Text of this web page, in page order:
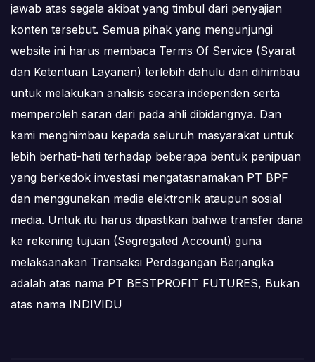
jawab atas segala akibat yang timbul dari penyajian
konten tersebut. Semua pihak yang mengunjungi
website ini harus membaca Terms Of Service (Syarat
dan Ketentuan Layanan) terlebih dahulu dan dihimbau
untuk melakukan analisis secara independen serta
memperoleh saran dari pada ahli dibidangnya. Dan
kami menghimbau kepada seluruh masyarakat untuk
lebih berhati-hati terhadap beberapa bentuk penipuan
yang berkedok investasi mengatasnamakan PT BPF
dan menggunakan media elektronik ataupun sosial
media. Untuk itu harus dipastikan bahwa transfer dana
ke rekening tujuan (Segregated Account) guna
melaksanakan Transaksi Perdagangan Berjangka
adalah atas nama PT BESTPROFIT FUTURES, Bukan
atas nama INDIVIDU